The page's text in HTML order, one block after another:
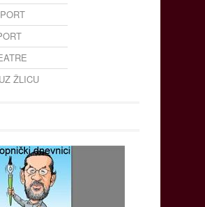
ŽLICU